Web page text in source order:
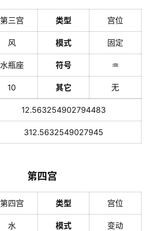
第三宫 类型 宫位
风 模式 固定
水瓶座 符号 ♒️
10 其它 无
12.563254902794483
312.5632549027945
第四宫
第四宫 类型 宫位
水 模式 变动